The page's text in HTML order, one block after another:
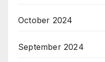
October 2024
September 2024